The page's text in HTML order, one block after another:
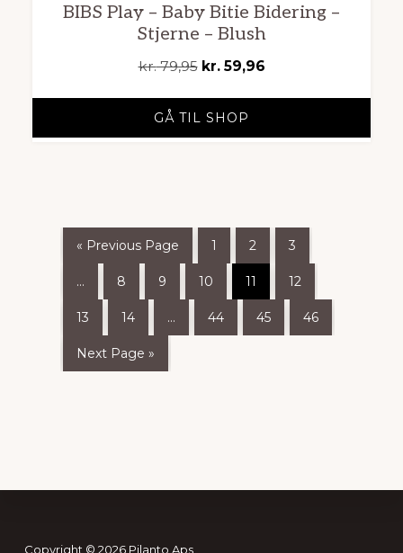
BIBS Play – Baby Bitie Bidering –
Stjerne – Blush
kr.79,95 Den
pris
var:
kr.59,96Den
er:
GÅ TIL SHOP
« Previous Page 1 2 3
… 8 9 10 11 12
13 14 … 44 45 46
Next Page »
Copyright © 2026 Pilanto Aps